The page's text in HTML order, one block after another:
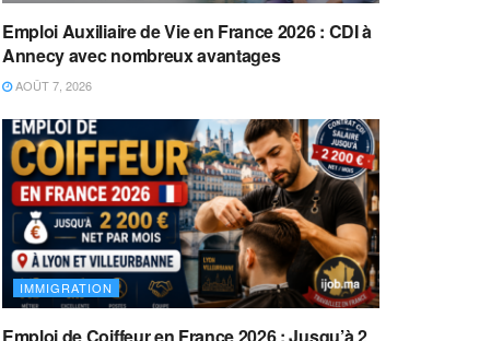
Emploi Auxiliaire de Vie en France 2026 : CDI à
Annecy avec nombreux avantages
AOÛT 7, 2026
IMMIGRATION
Emploi de Coiffeur en France 2026 : Jusqu’à 2